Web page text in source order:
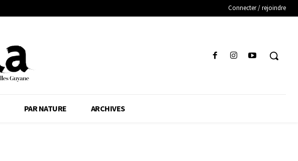
Connecter / rejoindre
PAR NATURE ARCHIVES